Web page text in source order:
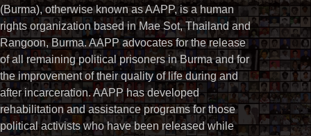
(Burma), otherwise known as AAPP, is a human
rights organization based in Mae Sot, Thailand and
Rangoon, Burma. AAPP advocates for the release
of all remaining political prisoners in Burma and for
the improvement of their quality of life during and
after incarceration. AAPP has developed
rehabilitation and assistance programs for those
political activists who have been released while